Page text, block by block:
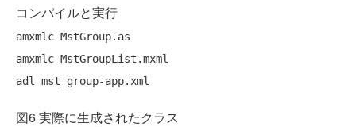
コンパイルと実行
amxmlc MstGroup.as
amxmlc MstGroupList.mxml
図6 実際に生成されたクラス